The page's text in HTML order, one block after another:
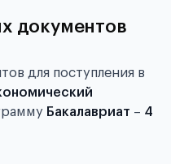
документов
для поступления в
Бакалавриат – 4